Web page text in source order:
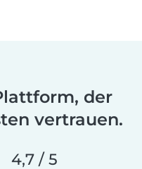
der
vertrauen.
4,7 / 5